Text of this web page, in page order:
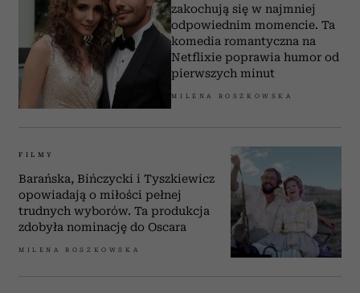
zakochują się w najmniej
odpowiednim momencie. Ta
komedia romantyczna na
Netflixie poprawia humor od
pierwszych minut
MILENA ROSZKOWSKA
FILMY
Barańska, Bińczycki i Tyszkiewicz
opowiadają o miłości pełnej
trudnych wyborów. Ta produkcja
zdobyła nominację do Oscara
MILENA ROSZKOWSKA